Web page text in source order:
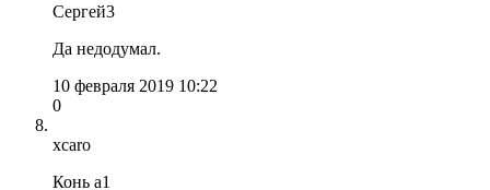
Сергей3
Да недодумал.
10 февраля 2019 10:22
0
xcaro
Конь а1